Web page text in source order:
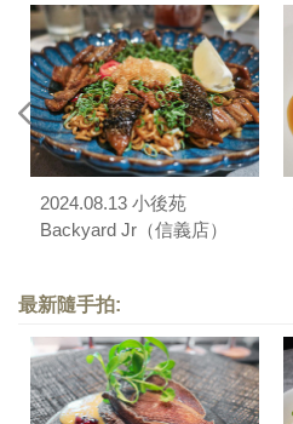
2024.08.13 小後苑
Backyard Jr（信義店）
最新隨手拍: